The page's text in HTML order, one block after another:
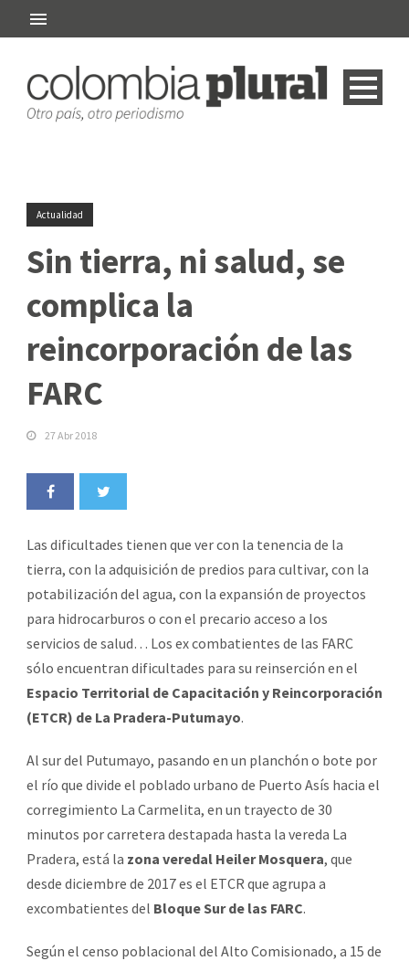
Actualidad
Sin tierra, ni salud, se
complica la
reincorporación de las
FARC
27 Abr 2018
Las dificultades tienen que ver con la tenencia de la
tierra, con la adquisición de predios para cultivar, con la
potabilización del agua, con la expansión de proyectos
para hidrocarburos o con el precario acceso a los
servicios de salud… Los ex combatientes de las FARC
sólo encuentran dificultades para su reinserción en el
Espacio Territorial de Capacitación y Reincorporación
(ETCR) de La Pradera-Putumayo.
Al sur del Putumayo, pasando en un planchón o bote por
el río que divide el poblado urbano de Puerto Asís hacia el
corregimiento La Carmelita, en un trayecto de 30
minutos por carretera destapada hasta la vereda La
Pradera, está la zona veredal Heiler Mosquera, que
desde diciembre de 2017 es el ETCR que agrupa a
excombatientes del Bloque Sur de las FARC.
Según el censo poblacional del Alto Comisionado, a 15 de